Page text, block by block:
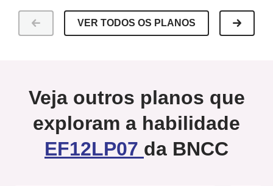
VER TODOS OS PLANOS
Veja outros planos que
exploram a habilidade
EF12LP07 da BNCC